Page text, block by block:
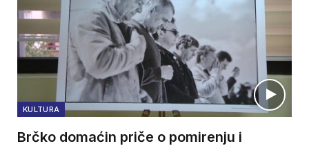
KULTURA
Brčko domaćin priče o pomirenju i